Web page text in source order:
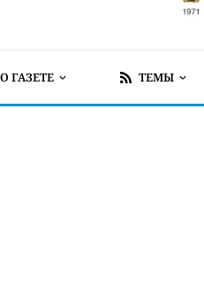
О ГАЗЕТЕ ТЕМЫ